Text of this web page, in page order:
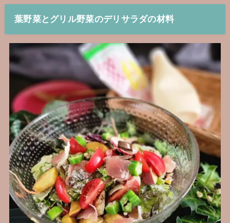
葉野菜とグリル野菜のデリサラダの材料